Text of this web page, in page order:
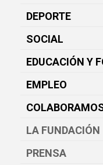
DEPORTE
SOCIAL
EDUCACIÓN Y
EMPLEO
LA FUNDACIÓN
PRENSA